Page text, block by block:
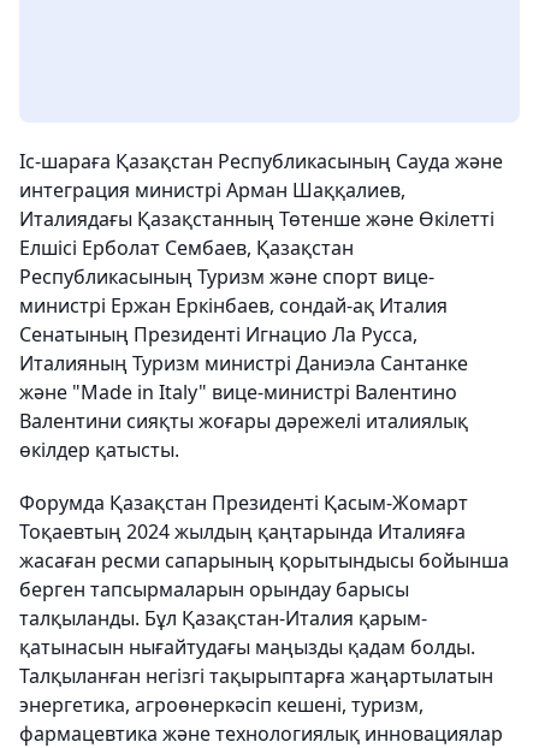
Іс-шараға Қазақстан Республикасының Сауда және
интеграция министрі Арман Шаққалиев,
Италиядағы Қазақстанның Төтенше және Өкілетті
Елшісі Ерболат Сембаев, Қазақстан
Республикасының Туризм және спорт вице-
министрі Ержан Еркінбаев, сондай-ақ Италия
Сенатының Президенті Игнацио Ла Русса,
Италияның Туризм министрі Даниэла Сантанке
және "Made in Italy" вице-министрі Валентино
Валентини сияқты жоғары дәрежелі италиялық
өкілдер қатысты.
Форумда Қазақстан Президенті Қасым-Жомарт
Тоқаевтың 2024 жылдың қаңтарында Италияға
жасаған ресми сапарының қорытындысы бойынша
берген тапсырмаларын орындау барысы
талқыланды. Бұл Қазақстан-Италия қарым-
қатынасын нығайтудағы маңызды қадам болды.
Талқыланған негізгі тақырыптарға жаңартылатын
энергетика, агроөнеркәсіп кешені, туризм,
фармацевтика және технологиялық инновациялар